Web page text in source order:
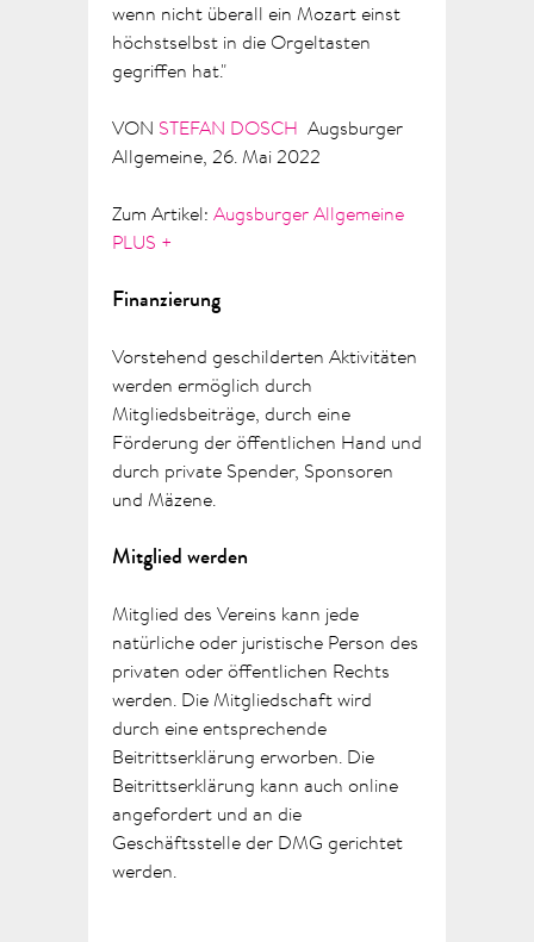
wenn nicht überall ein Mozart einst
höchstselbst in die Orgeltasten
gegriffen hat."
VON STEFAN DOSCH Augsburger
Allgemeine, 26. Mai 2022
Zum Artikel: Augsburger Allgemeine
PLUS +
Finanzierung
Vorstehend geschilderten Aktivitäten
werden ermöglich durch
Mitgliedsbeiträge, durch eine
Förderung der öffentlichen Hand und
durch private Spender, Sponsoren
und Mäzene.
Mitglied werden
Mitglied des Vereins kann jede
natürliche oder juristische Person des
privaten oder öffentlichen Rechts
werden. Die Mitgliedschaft wird
durch eine entsprechende
Beitrittserklärung erworben. Die
Beitrittserklärung kann auch online
angefordert und an die
Geschäftsstelle der DMG gerichtet
werden.